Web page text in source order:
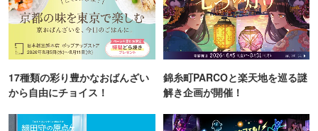
17種類の彩り豊かなおばんざい
から自由にチョイス！
錦糸町PARCOと楽天地を巡る謎
解き企画が開催！